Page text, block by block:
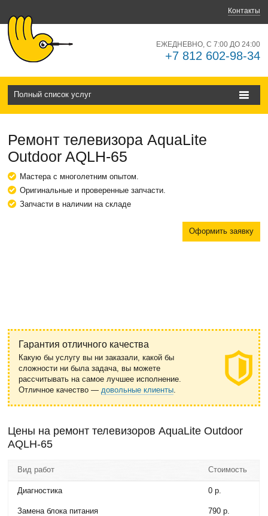
Контакты
ЕЖЕДНЕВНО, С 7:00 ДО 24:00
+7 812 602-98-34
Полный список услуг
Ремонт телевизора AquaLite
Outdoor AQLH-65
Мастера с многолетним опытом.
Оригинальные и проверенные запчасти.
Запчасти в наличии на складе
Оформить заявку
Гарантия отличного качества
Какую бы услугу вы ни заказали, какой бы
сложности ни была задача, вы можете
рассчитывать на самое лучшее исполнение.
Отличное качество —довольные клиенты.
Цены на ремонт телевизоров AquaLite Outdoor
AQLH-65
Вид работ Стоимость
Диагностика 0 р.
Замена блока питания 790 р.